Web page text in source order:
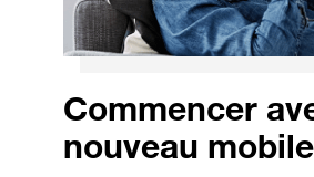
Commencer
nouveau mobile